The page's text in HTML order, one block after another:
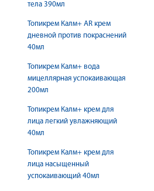
тела 390мл
Топикрем Калм+ AR крем
дневной против покраснений
40мл
Топикрем Калм+ вода
мицеллярная успокаивающая
200мл
Топикрем Калм+ крем для
лица легкий увлажняющий
40мл
Топикрем Калм+ крем для
лица насыщенный
успокаивающий 40мл